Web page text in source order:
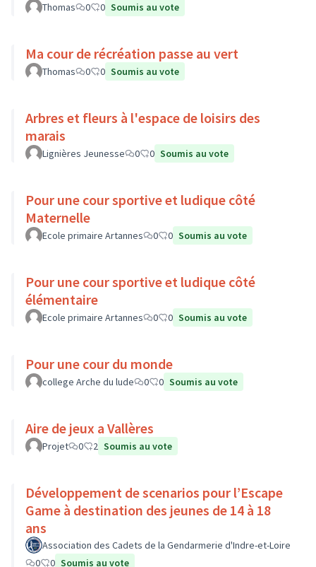
Thomas 0 0 Soumis au vote
Ma cour de récréation passe au vert
Thomas 0 0 Soumis au vote
Arbres et fleurs à l'espace de loisirs des
marais
Lignières Jeunesse 0 0 Soumis au vote
Pour une cour sportive et ludique côté
Maternelle
Ecole primaire Artannes 0 0 Soumis au vote
Pour une cour sportive et ludique côté
élémentaire
Ecole primaire Artannes 0 0 Soumis au vote
Pour une cour du monde
college Arche du lude 0 0 Soumis au vote
Aire de jeux a Vallères
Projet 0 2 Soumis au vote
Développement de scenarios pour l’Escape
Game à destination des jeunes de 14 à 18
ans
Association des Cadets de la Gendarmerie d'Indre-et-Loire
0
0 Soumis au vote